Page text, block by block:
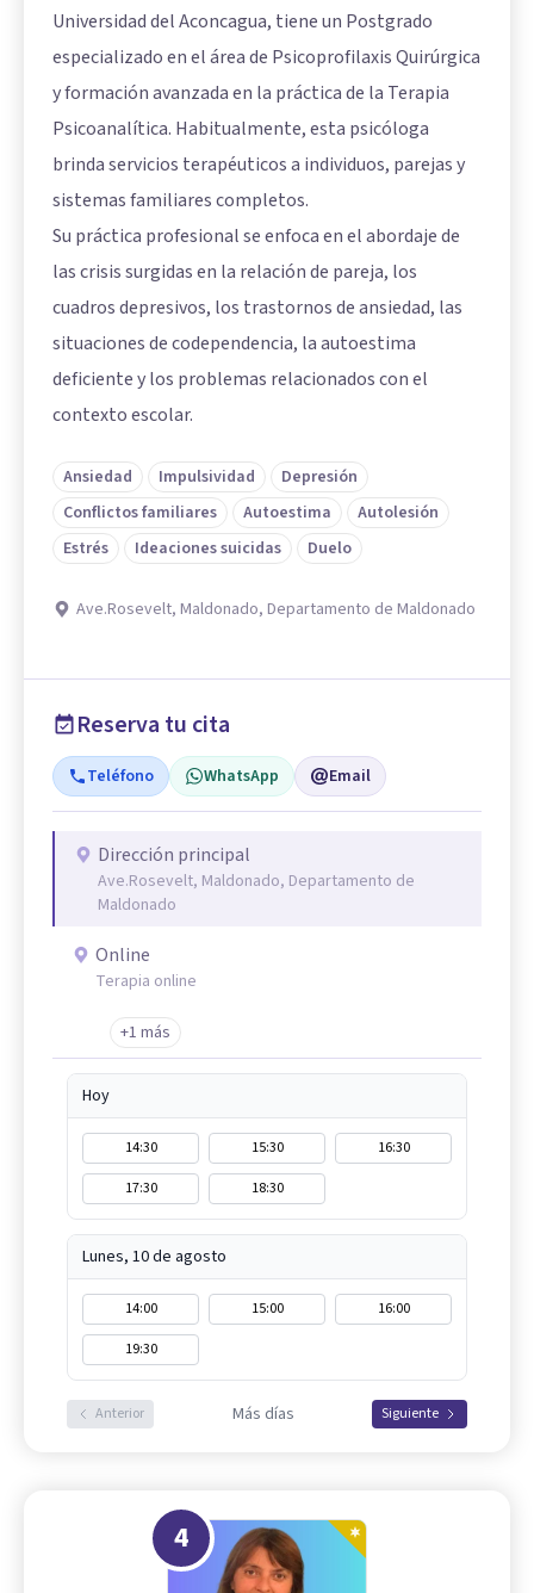
Universidad del Aconcagua, tiene un Postgrado
especializado en el área de Psicoprofilaxis Quirúrgica
y formación avanzada en la práctica de la Terapia
Psicoanalítica. Habitualmente, esta psicóloga
brinda servicios terapéuticos a individuos, parejas y
sistemas familiares completos.
Su práctica profesional se enfoca en el abordaje de
las crisis surgidas en la relación de pareja, los
cuadros depresivos, los trastornos de ansiedad, las
situaciones de codependencia, la autoestima
deficiente y los problemas relacionados con el
contexto escolar.
Ansiedad Impulsividad
Depresión
Conflictos familiares
Autoestima
Autolesión
Estrés
Ideaciones suicidas Duelo
Ave.Rosevelt, Maldonado, Departamento de Maldonado
Reserva tu cita
Teléfono WhatsApp Email
Dirección principal
Ave.Rosevelt, Maldonado, Departamento de
Maldonado
Online
Terapia online
+1 más
Hoy
14:30 15:30
16:30
17:30
18:30
Lunes, 10 de agosto
14:00 15:00
16:00
19:30
Anterior Más días Siguiente
4